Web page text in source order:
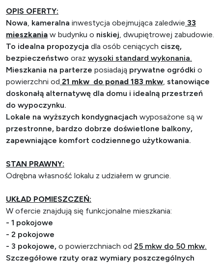
OPIS OFERTY:
Nowa kameralna inwestycja obejmująca zaledwie 33
mieszkania w budynku o niskiej , dwupiętrowej zabudowie.
To idealna propozycja dla osób ceniących ciszę,
bezpieczeństwo oraz wysoki standard wykonania.
Mieszkania na parterze posiadają prywatne ogródki o
powierzchni od 21 mkw do ponad 183 mkw stanowiące
doskonałą alternatywę dla domu i idealną przestrzeń
do wypoczynku.
Lokale na wyższych kondygnacjach wyposażone są w
przestronne, bardzo dobrze doświetlone balkony,
zapewniające komfort codziennego użytkowania.
STAN PRAWNY:
Odrębna własność lokalu z udziałem w gruncie.
UKŁAD POMIESZCZEŃ:
W ofercie znajdują się funkcjonalne mieszkania:
- 1 pokojowe
- 2 pokojowe
- 3 pokojowe, o powierzchniach od 25 mkw do 50 mkw.
Szczegółowe rzuty oraz wymiary poszczególnych